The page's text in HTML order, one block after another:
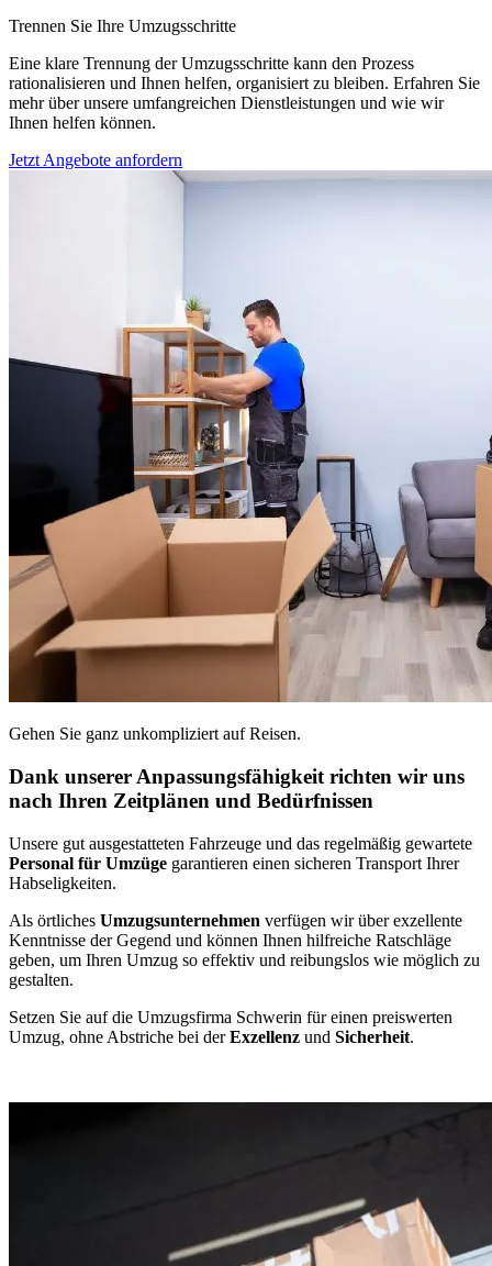
Trennen Sie Ihre Umzugsschritte
Eine klare Trennung der Umzugsschritte kann den Prozess
rationalisieren und Ihnen helfen, organisiert zu bleiben. Erfahren Sie
mehr über unsere umfangreichen Dienstleistungen und wie wir
Ihnen helfen können.
Jetzt Angebote anfordern
Gehen Sie ganz unkompliziert auf Reisen.
Dank unserer Anpassungsfähigkeit richten wir uns
nach Ihren Zeitplänen und Bedürfnissen
Unsere gut ausgestatteten Fahrzeuge und das regelmäßig gewartete
Personal für Umzüge garantieren einen sicheren Transport Ihrer
Habseligkeiten.
Als örtliches Umzugsunternehmen verfügen wir über exzellente
Kenntnisse der Gegend und können Ihnen hilfreiche Ratschläge
geben, um Ihren Umzug so effektiv und reibungslos wie möglich zu
gestalten.
Setzen Sie auf die Umzugsfirma Schwerin für einen preiswerten
Umzug, ohne Abstriche bei derExzellenz und Sicherheit.